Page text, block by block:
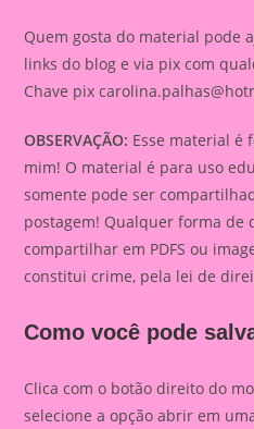
Quem gosta do material pode
links do blog e via pix com
Chave pix
OBSERVAÇÃO: Esse material é
mim! O material é para uso
somente pode ser
postagem! Qualquer forma de
compartilhar em PDFS ou
constitui crime, pela lei de
Como você pode
Clica com o botão direito do
selecione a opção abrir em